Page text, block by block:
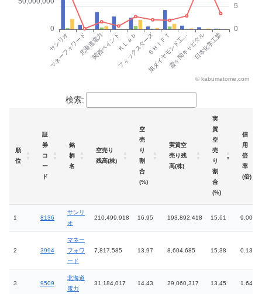
検索:
順
位
証
券
コ
ー
ド
銘
柄
名
空売り
残高(株)
空
売
り
割
合
(%)
実質空
売り残
高(株)
実
質
空
売
り
割
合
(%)
信
用
倍
率
(倍)
1 8136
サンリ
オ
210,499,918 16.95 193,892,418 15.61 9.00
2 3994
マネー
フォワ
ード
7,817,585 13.97 8,604,685 15.38 0.13
3 9509
北海道
電力
31,184,017 14.43 29,060,317 13.45 1.64